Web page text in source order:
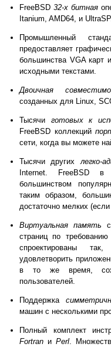
FreeBSD32-х битная
Itanium, AMD64, и
Промышленный
предоставляет
большинства VGA карт
исходными текстами.
Двоичная
созданных для Linux,
Тысячи готовых к
FreeBSD коллекций
сети, когда вы можете
Тысячи другихлегко-
Internet. FreeBSD в
большинством
таким образом,
достаточно мелких
Виртуальная память
страниц по
спроектированы
удовлетворить
в то же время,
пользователей.
Поддержка
машин с несколькими
Полный комплект
Fortran и Perl.